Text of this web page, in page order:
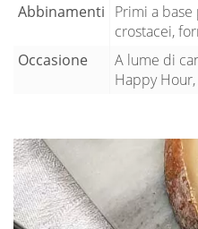
Abbinamenti Primi a
crostacei,
Occasione
A lume di
Happy